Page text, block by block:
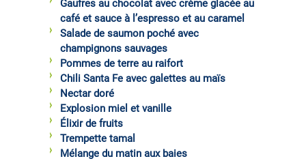
Gaufres au chocolat avec crème glacée au
café et sauce à l’espresso et au caramel
Salade de saumon poché avec
champignons sauvages
Pommes de terre au raifort
Chili Santa Fe avec galettes au maïs
Nectar doré
Explosion miel et vanille
Élixir de fruits
Trempette tamal
Mélange du matin aux baies